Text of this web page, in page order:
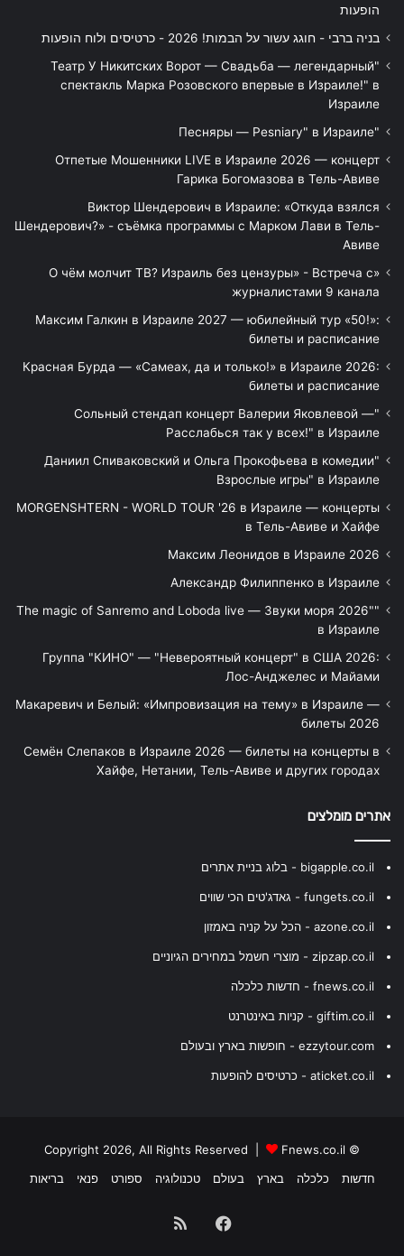
הופעות
בניה ברבי - חוגג עשור על הבמות! 2026 - כרטיסים ולוח הופעות
"Театр У Никитских Ворот — Свадьба — легендарный
спектакль Марка Розовского впервые в Израиле!" в
Израиле
"Песняры — Pesniary" в Израиле
Отпетые Мошенники LIVE в Израиле 2026 — концерт
Гарика Богомазова в Тель-Авиве
Виктор Шендерович в Израиле: «Откуда взялся
Шендерович?» - съёмка программы с Марком Лави в Тель-
Авиве
«О чём молчит ТВ? Израиль без цензуры» - Встреча с
журналистами 9 канала
Максим Галкин в Израиле 2027 — юбилейный тур «50!»:
билеты и расписание
Красная Бурда — «Самеах, да и только!» в Израиле 2026:
билеты и расписание
"Сольный стендап концерт Валерии Яковлевой —
Расслабься так у всех!" в Израиле
"Даниил Спиваковский и Ольга Прокофьева в комедии
Взрослые игры" в Израиле
MORGENSHTERN - WORLD TOUR '26 в Израиле — концерты
в Тель-Авиве и Хайфе
Максим Леонидов в Израиле 2026
Александр Филиппенко в Израиле
"The magic of Sanremo and Loboda live — Звуки моря 2026"
в Израиле
Группа "КИНО" — "Невероятный концерт" в США 2026:
Лос-Анджелес и Майами
Макаревич и Белый: «Импровизация на тему» в Израиле —
билеты 2026
Семён Слепаков в Израиле 2026 — билеты на концерты в
Хайфе, Нетании, Тель-Авиве и других городах
אתרים מומלצים
bigapple.co.il - בלוג בניית אתרים
fungets.co.il - גאדג'טים הכי שווים
azone.co.il - הכל על קניה באמזון
zipzap.co.il - מוצרי חשמל במחירים הגיוניים
fnews.co.il - חדשות כלכלה
giftim.co.il - קניות באינטרנט
ezzytour.com - חופשות בארץ ובעולם
aticket.co.il - כרטיסים להופעות
© Copyright 2026, All Rights Reserved |
Fnews.co.il
חדשות
כלכלה בארץ בעולם טכנולוגיה ספורט פנאי בריאות
Facebook